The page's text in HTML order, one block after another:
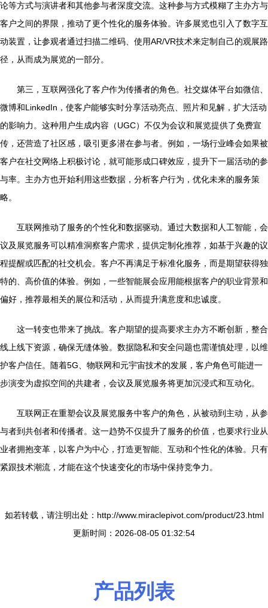
论等方式与演讲者和其他参与者深度交流。这种参与方式模糊了主办方与
客户之间的界限，推动了更个性化的服务体验。许多展览也引入了数字互
动装置，让参观者通过扫描二维码、使用AR/VR技术来定制自己的观展路
径，从而成为展览的一部分。
第三，互联网强化了客户作为传播者的角色。社交媒体平台如微信、
微博和LinkedIn，使客户能够实时分享活动亮点、照片和见解，扩大活动
的影响力。这种用户生成内容（UGC）不仅为会议和展览提供了免费宣
传，还营造了社区感，吸引更多潜在参与者。例如，一场行业峰会如果被
客户在社交网络上积极讨论，就可能形成口碑效应，提升下一届活动的参
与率。主办方也开始利用这些数据，分析客户行为，优化未来的服务策
略。
互联网推动了服务的个性化和数据驱动。通过大数据和人工智能，会
议及展览服务可以精准洞察客户需求，提供定制化推荐，如基于兴趣的议
程提醒或匹配的社交机会。客户不再满足于标准化服务，而是期望获得独
特的、高价值的体验。例如，一些智能展会应用能根据客户的职业背景和
偏好，推荐最相关的展位和活动，从而提升满意度和忠诚度。
这一转变也带来了挑战。客户期望的提高要求主办方不断创新，整合
线上线下资源，确保无缝体验。数据隐私和安全问题也需谨慎处理，以维
护客户信任。随着5G、物联网和元宇宙技术的发展，客户角色可能进一
步演变为虚拟空间的共建者，会议及展览服务将更加沉浸式和互动化。
互联网正在重塑会议及展览服务中客户的角色，从被动到主动，从参
与者到共创者和传播者。这一趋势不仅提升了服务的价值，也要求行业从
业者拥抱变革，以客户为中心，打造更智能、互动和个性化的体验。只有
紧跟技术潮流，才能在这个快速变化的市场中保持竞争力。
如若转载，请注明出处：http://www.miraclepivot.com/product/23.html
更新时间：2026-08-05 01:32:54
产品列表